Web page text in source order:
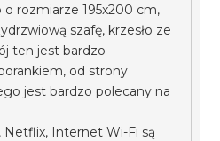
o rozmiarze 195x200 cm,
szafę, krzesło ze
ten jest bardzo
od strony
jest bardzo polecany na
Netflix, Internet Wi-Fi są